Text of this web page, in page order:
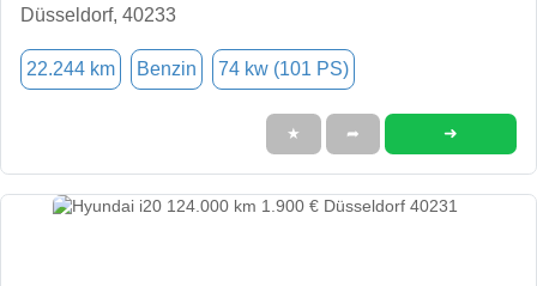
Düsseldorf, 40233
22.244 km Benzin 74 kw (101 PS)
★ ➦ ➜